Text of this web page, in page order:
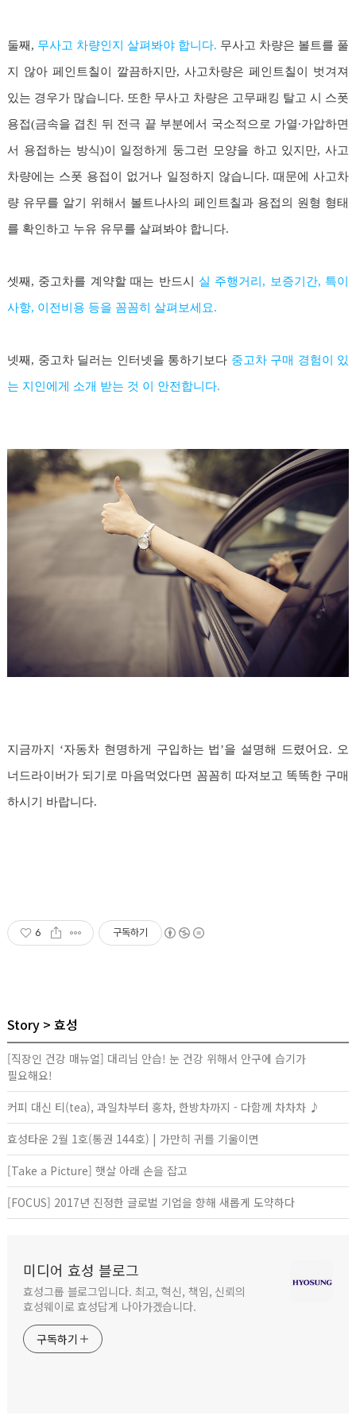
둘째, 무사고 차량인지 살펴봐야 합니다. 무사고 차량은 볼트를 풀
지 않아 페인트칠이 깔끔하지만, 사고차량은 페인트칠이 벗겨져
있는 경우가 많습니다. 또한 무사고 차량은 고무패킹 탈고 시 스폿
용접(금속을 겹친 뒤 전극 끝 부분에서 국소적으로 가열∙가압하면
서 용접하는 방식)이 일정하게 둥그런 모양을 하고 있지만, 사고
차량에는 스폿 용접이 없거나 일정하지 않습니다. 때문에 사고차
량 유무를 알기 위해서 볼트나사의 페인트칠과 용접의 원형 형태
를 확인하고 누유 유무를 살펴봐야 합니다.
셋째, 중고차를 계약할 때는 반드시 실 주행거리, 보증기간, 특이
사항, 이전비용 등을 꼼꼼히 살펴보세요.
넷째, 중고차 딜러는 인터넷을 통하기보다 중고차 구매 경험이 있
는 지인에게 소개 받는 것 이 안전합니다.
지금까지 ‘자동차 현명하게 구입하는 법’을 설명해 드렸어요. 오
너드라이버가 되기로 마음먹었다면 꼼꼼히 따져보고 똑똑한 구매
하시기 바랍니다.
6 구독하기
Story 효성
[직장인 건강 매뉴얼] 대리님 안습! 눈 건강 위해서 안구에 습기가
필요해요!
커피 대신 티(tea), 과일차부터 홍차, 한방차까지 - 다함께 차차차 ♪
효성타운 2월 1호(통권 144호) | 가만히 귀를 기울이면
[Take a Picture] 햇살 아래 손을 잡고
[FOCUS] 2017년 진정한 글로벌 기업을 향해 새롭게 도약하다
미디어 효성 블로그
효성그룹 블로그입니다. 최고, 혁신, 책임, 신뢰의
효성웨이로 효성답게 나아가겠습니다.
구독하기